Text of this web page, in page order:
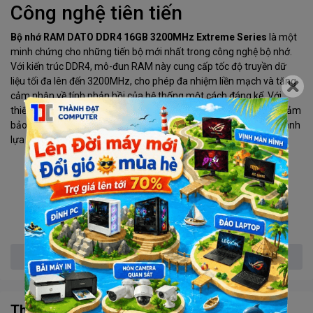
Công nghệ tiên tiến
Bộ nhớ RAM DATO DDR4 16GB 3200MHz Extreme Series là một
minh chứng cho những tiến bộ mới nhất trong công nghệ bộ nhớ.
Với kiến trúc DDR4, mô-đun RAM này cung cấp tốc độ truyền dữ
liệu tối đa lên đến 3200MHz, cho phép đa nhiệm liền mạch và tăng
cảm nhận về tính phản hồi của hệ thống một cách đáng kể. Với
thiết kế không mã sửa lỗi (non-ECC), bộ nhớ RAM DATO DDR4 đảm
bảo khả năng tương thích và độ tin cậy tối đa, làm cho nó trở thành
lựa chọn lý tưởng cho nhiều ứng dụng máy tính khác nhau.
Xem thêm